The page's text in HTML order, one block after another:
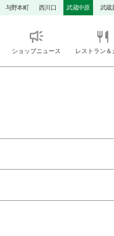
与野本町 西川口 武蔵中原 武蔵
ショップニュース レストラン＆